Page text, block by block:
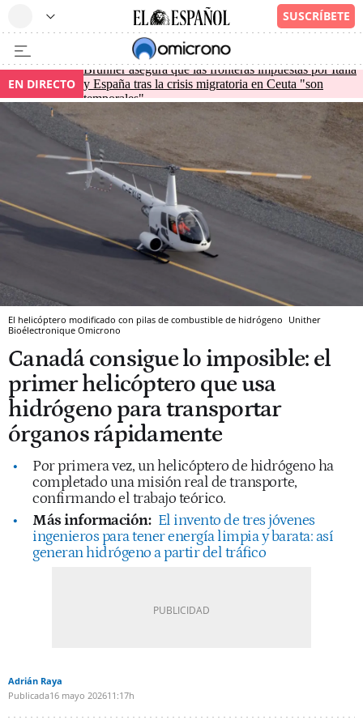
EN DIRECTO
Brunner asegura que las fronteras impuestas por Italia
y España tras la crisis migratoria en Ceuta "son
temporales"
El helicóptero modificado con pilas de combustible de hidrógeno Unither
Bioélectronique Omicrono
Canadá consigue lo imposible: el
primer helicóptero que usa
hidrógeno para transportar
órganos rápidamente
Por primera vez, un helicóptero de hidrógeno ha
completado una misión real de transporte,
confirmando el trabajo teórico.
Más información: El invento de tres jóvenes
ingenieros para tener energía limpia y barata: así
generan hidrógeno a partir del tráfico
Adrián Raya
Publicada16 mayo 202611:17h